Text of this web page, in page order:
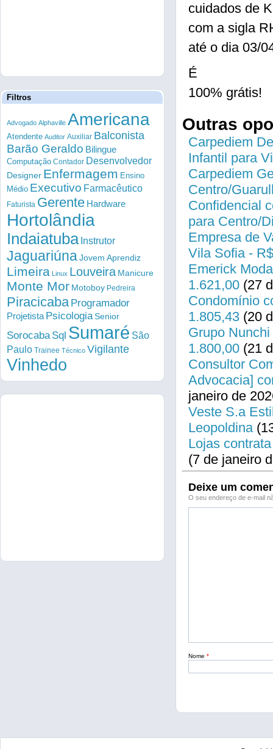
cuidados de
com a sigla
até o dia 03/
É
100% grátis!
Outras
Carpediem
Infantil para
Carpediem
Centro/
Confidencial
para Centro/
Empresa de
Vila Sofia -
Emerick
1.621,00 (27
Condomínio
1.805,43 (20
Grupo
1.800,00 (21
Consultor
Advocacia]
janeiro de
Veste S.a
Leopoldina
Lojas
(7 de janeiro
Deixe um
O seu endereço de e-mail
Nome *
Filtros
Advogado Alphaville Americana
Atendente Auditor Auxiliar Balconista
Barão Geraldo Bilingue
Computação Contador Desenvolvedor
Designer Enfermagem Ensino
Médio Executivo Farmacêutico
Faturista Gerente Hardware
Hortolândia
Indaiatuba Instrutor
Jaguariúna Jovem Aprendiz
Limeira Linux Louveira Manicure
Monte Mor Motoboy Pedreira
Piracicaba Programador
Projetista PsicologiaSenior
Sorocaba Sql Sumaré São
Paulo Trainee Técnico Vigilante
Vinhedo